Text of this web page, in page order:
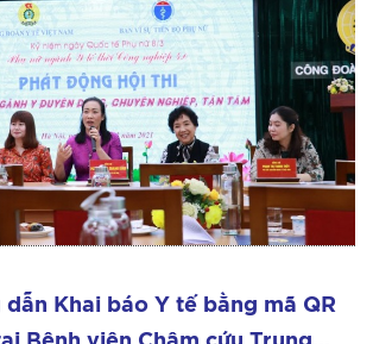
tế Việt Nam
dẫn Khai báo Y tế bằng mã QR